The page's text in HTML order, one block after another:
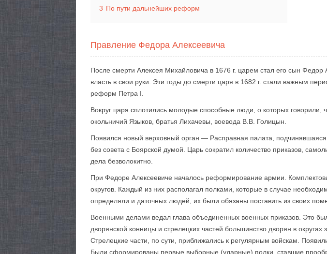
3 По пути дальнейших реформ
Правление Федора Алексеевича
После смерти Алексея Михайловича в 1676 г. царем стал его сын Федор
власть в свои руки. Эти годы до смерти царя в 1682 г. стали важным
реформ Петра I.
Вокруг царя сплотились молодые способные люди, о которых говорили,
окольничий Языков, братья Лихачевы, воевода В.В. Голицын.
Появился новый верховный орган — Расправная палата,
без совета с Боярской думой. Царь сократил количество приказов,
дела безволокитно.
При Федоре Алексеевиче началось реформирование армии.
округов. Каждый из них располагал полками, которые в случае
определяли и даточных людей, их были обязаны поставить из своих
Военными делами ведал глава объединенных военных приказов. Это
дворянской конницы и стрелецких частей большинство дворян в
Стрелецкие части, по сути, приближались к регулярным войскам.
Были сформированы первые выборные (ударные) полки, ставшие